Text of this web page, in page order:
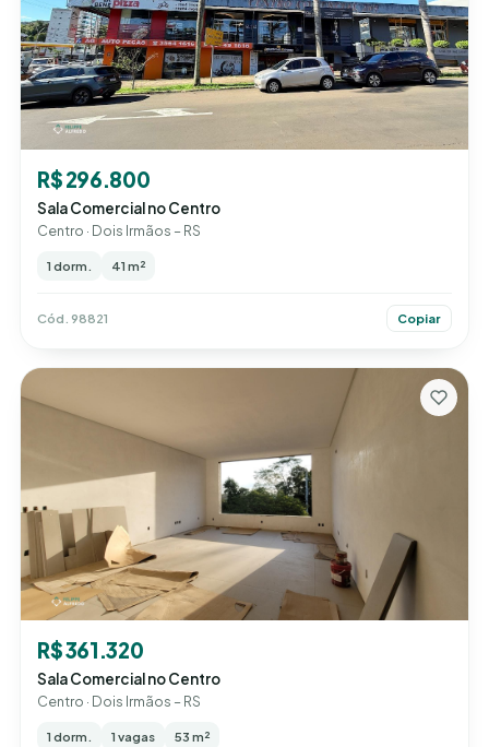
R$ 296.800
Sala Comercial no Centro
Centro · Dois Irmãos – RS
1 dorm. 41 m²
Cód. 98821 Copiar
R$ 361.320
Sala Comercial no Centro
Centro · Dois Irmãos – RS
1 dorm. 1 vagas 53 m²